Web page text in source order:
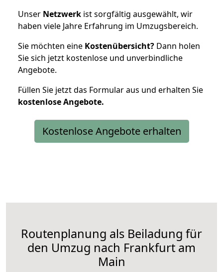
Unser Netzwerk ist sorgfältig ausgewählt, wir
haben viele Jahre Erfahrung im Umzugsbereich.
Sie möchten eine Kostenübersicht? Dann holen
Sie sich jetzt kostenlose und unverbindliche
Angebote.
Füllen Sie jetzt das Formular aus und erhalten Sie
kostenloseAngebote.
Kostenlose Angebote erhalten
Routenplanung als Beiladung für
den Umzug nach Frankfurt am
Main